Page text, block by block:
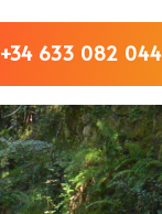
+34 633 082 044